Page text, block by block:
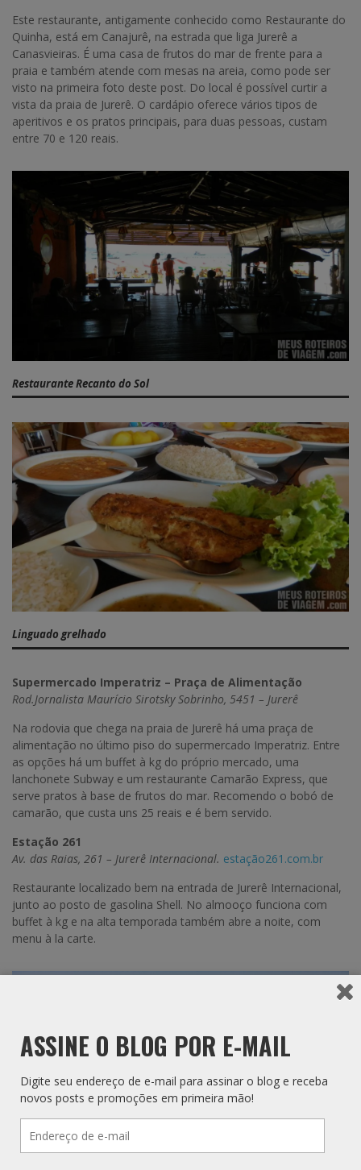
Este restaurante, antigamente conhecido como Restaurante do
Quinha, está em Canajurê, na estrada que liga Jurerê a
Canasvieiras. É uma casa de frutos do mar de frente para a
praia e também atende com mesas na areia, como pode ser
visto na primeira foto deste post. Do local é possível curtir a
vista da praia de Jurerê. O cardápio oferece vários tipos de
aperitivos e os pratos principais, para duas pessoas, custam
entre 70 e 120 reais.
Restaurante Recanto do Sol
Linguado grelhado
Supermercado Imperatriz – Praça de Alimentação
Rod.Jornalista Maurício Sirotsky Sobrinho, 5451 – Jurerê
Na rodovia que chega na praia de Jurerê há uma praça de
alimentação no último piso do supermercado Imperatriz. Entre
as opções há um buffet à kg do próprio mercado, uma
lanchonete Subway e um restaurante Camarão Express, que
serve pratos à base de frutos do mar. Recomendo o bobó de
camarão, que custa uns 25 reais e é bem servido.
Estação 261
Av. das Raias, 261 – Jurerê Internacional. estação261.com.br
Restaurante localizado bem na entrada de Jurerê Internacional,
junto ao posto de gasolina Shell. No almooço funciona com
buffet à kg e na alta temporada também abre a noite, com
menu à la carte.
ASSINE O BLOG POR E-MAIL
Digite seu endereço de e-mail para assinar o blog e receba
novos posts e promoções em primeira mão!
de